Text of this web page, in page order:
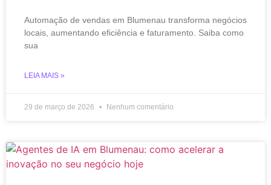
Automação de vendas em Blumenau transforma negócios
locais, aumentando eficiência e faturamento. Saiba como
sua
LEIA MAIS »
29 de março de 2026 Nenhum comentário